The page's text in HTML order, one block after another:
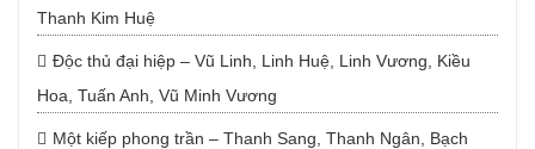
Thanh Kim Huệ
Độc thủ đại hiệp – Vũ Linh, Linh Huệ, Linh Vương, Kiều
Hoa, Tuấn Anh, Vũ Minh Vương
Một kiếp phong trần – Thanh Sang, Thanh Ngân, Bạch